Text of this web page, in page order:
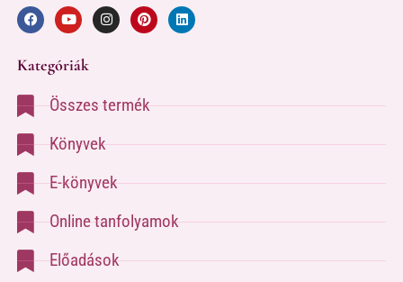
Kategóriák
Összes termék
Könyvek
E-könyvek
Online tanfolyamok
Előadások